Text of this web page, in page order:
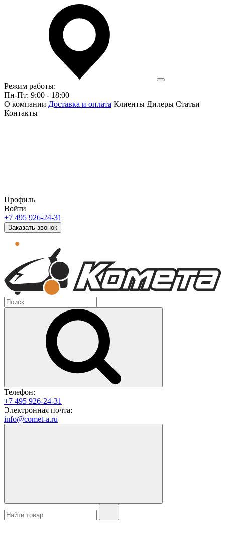
Режим работы:
Пн-Пт: 9:00 - 18:00
О компании Доставка и оплата Клиенты Дилеры Статьи
Контакты
Профиль
Войти
+7 495 926-24-31
Заказать звонок
Телефон:
+7 495 926-24-31
Электронная почта:
info@comet-a.ru